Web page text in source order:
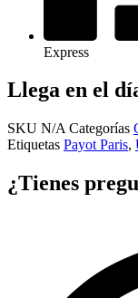
Express
Llega en el
SKU N/A Categorías
Etiquetas Payot Paris,
¿Tienes